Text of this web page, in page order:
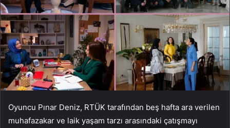
Oyuncu Pınar Deniz, RTÜK tarafından beş hafta ara verilen
muhafazakar ve laik yaşam tarzı arasındaki çatışmayı